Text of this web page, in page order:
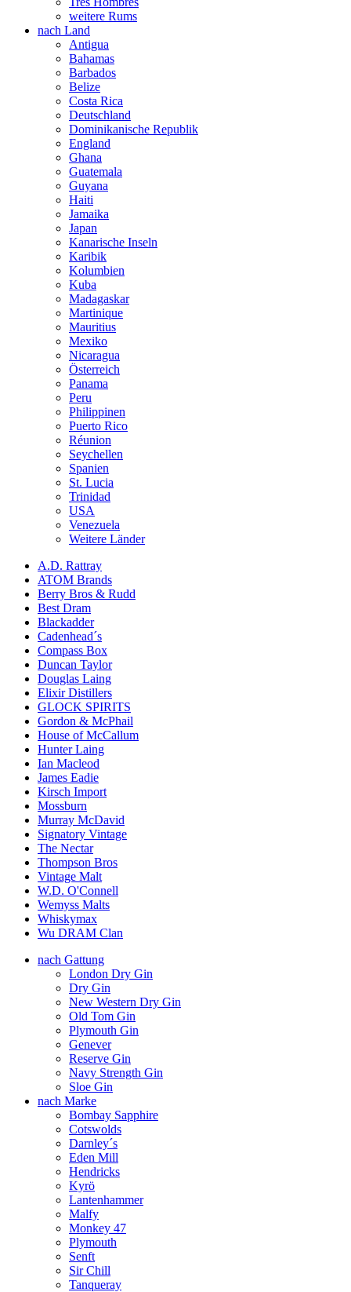
weitere Rums
nach Land
Antigua
Bahamas
Barbados
Belize
Costa Rica
Deutschland
Dominikanische Republik
England
Ghana
Guatemala
Guyana
Haiti
Jamaika
Japan
Kanarische Inseln
Karibik
Kolumbien
Kuba
Madagaskar
Martinique
Mauritius
Mexiko
Nicaragua
Österreich
Panama
Peru
Philippinen
Puerto Rico
Réunion
Seychellen
Spanien
St. Lucia
Trinidad
USA
Venezuela
Weitere Länder
A.D. Rattray
ATOM Brands
Berry Bros & Rudd
Best Dram
Blackadder
Cadenhead´s
Compass Box
Duncan Taylor
Douglas Laing
Elixir Distillers
GLOCK SPIRITS
Gordon & McPhail
House of McCallum
Hunter Laing
Ian Macleod
James Eadie
Kirsch Import
Mossburn
Murray McDavid
Signatory Vintage
The Nectar
Thompson Bros
Vintage Malt
W.D. O'Connell
Wemyss Malts
Whiskymax
Wu DRAM Clan
nach Gattung
London Dry Gin
Dry Gin
New Western Dry Gin
Old Tom Gin
Plymouth Gin
Genever
Reserve Gin
Navy Strength Gin
Sloe Gin
nach Marke
Bombay Sapphire
Cotswolds
Darnley´s
Eden Mill
Hendricks
Kyrö
Lantenhammer
Malfy
Monkey 47
Plymouth
Senft
Sir Chill
Tanqueray